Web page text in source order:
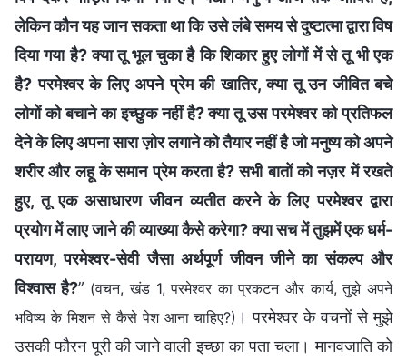
लेकिन कौन यह जान सकता था कि उसे लंबे समय से दुष्टात्मा द्वारा विष
दिया गया है? क्या तू भूल चुका है कि शिकार हुए लोगों में से तू भी एक
है? परमेश्वर के लिए अपने प्रेम की खातिर, क्या तू उन जीवित बचे
लोगों को बचाने का इच्छुक नहीं है? क्या तू उस परमेश्वर को प्रतिफल
देने के लिए अपना सारा ज़ोर लगाने को तैयार नहीं है जो मनुष्य को अपने
शरीर और लहू के समान प्रेम करता है? सभी बातों को नज़र में रखते
हुए, तू एक असाधारण जीवन व्यतीत करने के लिए परमेश्वर द्वारा
प्रयोग में लाए जाने की व्याख्या कैसे करेगा? क्या सच में तुझमें एक धर्म-
परायण, परमेश्वर-सेवी जैसा अर्थपूर्ण जीवन जीने का संकल्प और
विश्वास है?” (वचन, खंड 1, परमेश्वर का प्रकटन और कार्य, तुझे अपने
भविष्य के मिशन से कैसे पेश आना चाहिए?) । परमेश्वर के वचनों से मुझे
उसकी फौरन पूरी की जाने वाली इच्छा का पता चला। मानवजाति को